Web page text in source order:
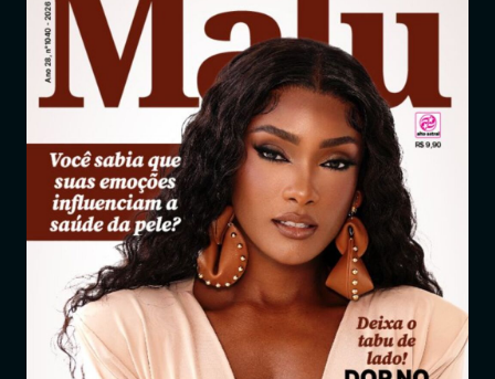
Revistas
Jornais
Notícias
Entrar